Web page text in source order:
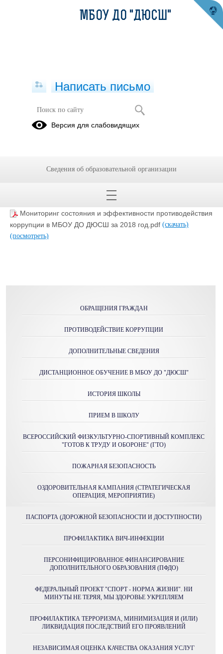
Мониторинг состояния и
эффективности противодействия
Мониторинг состояния и эффективности противодействия
коррупции в МБОУ ДО ДЮСШ за 2018 год.pdf (скачать)
(посмотреть)
ОБРАЩЕНИЯ ГРАЖДАН
ПРОТИВОДЕЙСТВИЕ КОРРУПЦИИ
ДОПОЛНИТЕЛЬНЫЕ СВЕДЕНИЯ
ДИСТАНЦИОННОЕ ОБУЧЕНИЕ В МБОУ ДО "ДЮСШ"
ИСТОРИЯ ШКОЛЫ
ПРИЕМ В ШКОЛУ
ВСЕРОССИЙСКИЙ ФИЗКУЛЬТУРНО-СПОРТИВНЫЙ КОМПЛЕКС
"ГОТОВ К ТРУДУ И ОБОРОНЕ" (ГТО)
ПОЖАРНАЯ БЕЗОПАСНОСТЬ
ОЗДОРОВИТЕЛЬНАЯ КАМПАНИЯ (СТРАТЕГИЧЕСКАЯ
ОПЕРАЦИЯ, МЕРОПРИЯТИЕ)
ПАСПОРТА (ДОРОЖНОЙ БЕЗОПАСНОСТИ И ДОСТУПНОСТИ)
ПРОФИЛАКТИКА ВИЧ-ИНФЕКЦИИ
ПЕРСОНИФИЦИРОВАННОЕ ФИНАНСИРОВАНИЕ
ДОПОЛНИТЕЛЬНОГО ОБРАЗОВАНИЯ (ПФДО)
ФЕДЕРАЛЬНЫЙ ПРОЕКТ "СПОРТ - НОРМА ЖИЗНИ". НИ
МИНУТЫ НЕ ТЕРЯЯ, МЫ ЗДОРОВЬЕ УКРЕПЛЯЕМ
ПРОФИЛАКТИКА ТЕРРОРИЗМА, МИНИМИЗАЦИЯ И (ИЛИ)
ЛИКВИДАЦИЯ ПОСЛЕДСТВИЙ ЕГО ПРОЯВЛЕНИЙ
НЕЗАВИСИМАЯ ОЦЕНКА КАЧЕСТВА ОКАЗАНИЯ УСЛУГ
МБОУ ДО "ДЮСШ"
Написать письмо
Версия для слабовидящих
Сведения об образовательной организации